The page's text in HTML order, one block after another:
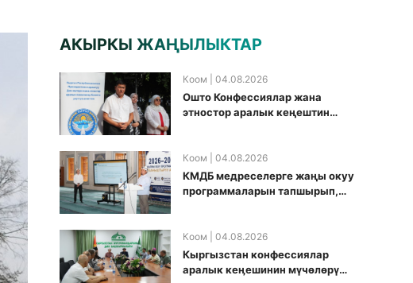
АКЫРКЫ ЖАҢЫЛЫКТАР
Коом | 04.08.2026
Ошто Конфессиялар жана
этностор аралык кеңештин
Коом | 04.08.2026
КМДБ медреселерге жаңы окуу
программаларын тапшырып,
киргизди
Коом | 04.08.2026
Кыргызстан конфессиялар
аралык кеӊешинин мүчөлөрү